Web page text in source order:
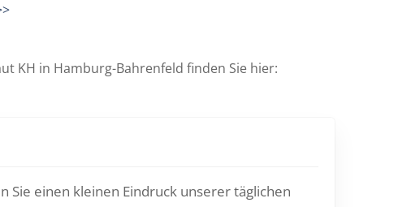
KH in Hamburg-Bahrenfeld finden Sie hier:
Sie einen kleinen Eindruck unserer täglichen